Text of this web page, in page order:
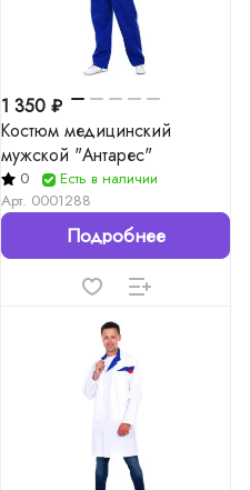
1 350 ₽
Костюм медицинский
мужской "Антарес"
0
Есть в наличии
Арт. 0001288
Подробнее